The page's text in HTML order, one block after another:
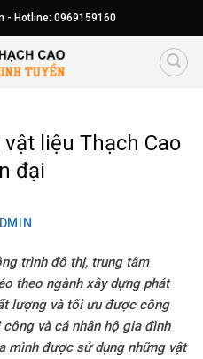
- Hotline: 0969159160
liệu Thạch Cao
đại
trình đô thị, trung tâm
theo ngành xây dựng phát
lượng và tối ưu được công
và cá nhân hộ gia đình
mình được sử dụng những vật